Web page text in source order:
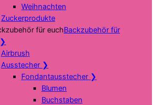
Weihnachten
Zuckerprodukte
Backzubehör für
❯
Airbrush
Ausstecher ❯
Fondantausstecher ❯
Blumen
Buchstaben